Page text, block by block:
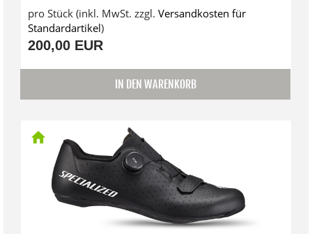
pro Stück (inkl. MwSt. zzgl. Versandkosten für
Standardartikel)
200,00 EUR
IN DEN WARENKORB